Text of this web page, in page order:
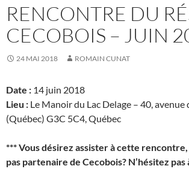
RENCONTRE DU
CECOBOIS – JUIN
24 MAI 2018 ROMAIN CUNAT
Date : 14 juin 2018
Lieu : Le Manoir du Lac Delage – 40, avenue
(Québec) G3C 5C4, Québec
*** Vous désirez assister à cette rencontre,
pas partenaire de Cecobois? N’hésitez